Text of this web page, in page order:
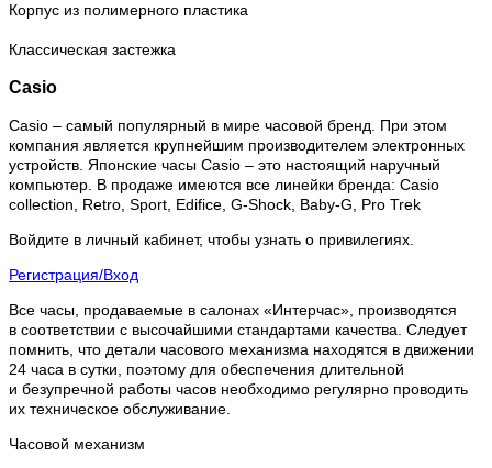
Корпус из полимерного пластика
Классическая застежка
Casio
Casio – самый популярный в мире часовой бренд. При этом
компания является крупнейшим производителем электронных
устройств. Японские часы Casio – это настоящий наручный
компьютер. В продаже имеются все линейки бренда: Casio
collection, Retro, Sport, Edifice, G-Shock, Baby-G, Pro Trek
Войдите в личный кабинет, чтобы узнать о привилегиях.
Регистрация/Вход
Все часы, продаваемые в салонах «Интерчас», производятся
в соответствии с высочайшими стандартами качества. Следует
помнить, что детали часового механизма находятся в движении
24 часа в сутки, поэтому для обеспечения длительной
и безупречной работы часов необходимо регулярно проводить
их техническое обслуживание.
Часовой механизм